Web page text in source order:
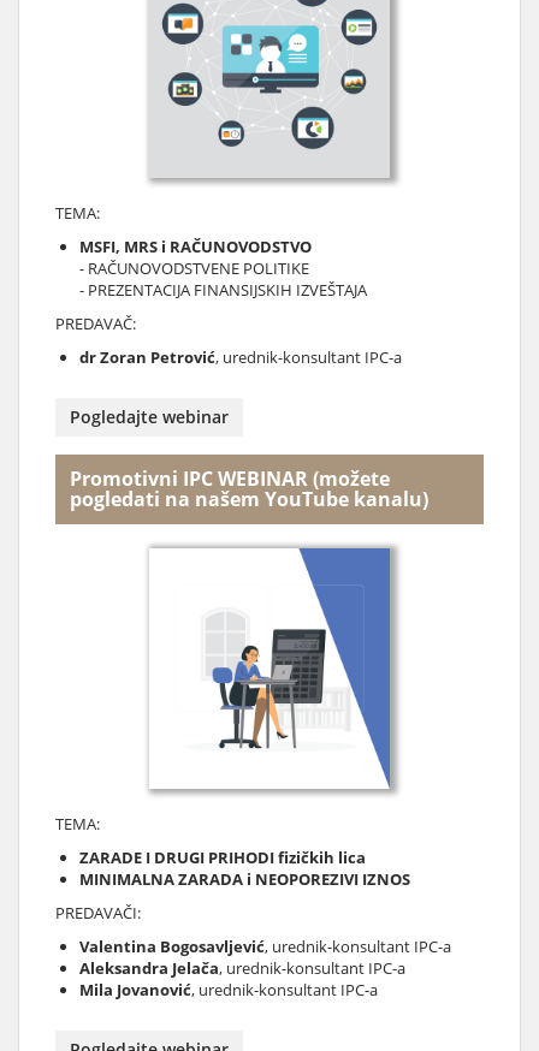
TEMA:
MSFI, MRS i RAČUNOVODSTVO
- RAČUNOVODSTVENE POLITIKE
- PREZENTACIJA FINANSIJSKIH IZVEŠTAJA
PREDAVAČ:
dr Zoran Petrović, urednik-konsultant IPC-a
Pogledajte webinar
Promotivni IPC WEBINAR (možete
pogledati na našem YouTube kanalu)
TEMA:
ZARADE I DRUGI PRIHODI fizičkih lica
MINIMALNA ZARADA i NEOPOREZIVI IZNOS
PREDAVAČI:
Valentina Bogosavljević, urednik-konsultant IPC-a
Aleksandra Jelača, urednik-konsultant IPC-a
Mila Jovanović, urednik-konsultant IPC-a